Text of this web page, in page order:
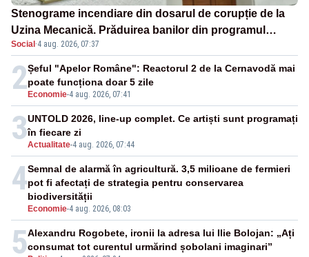
Stenograme incendiare din dosarul de corupție de la
Uzina Mecanică. Prăduirea banilor din programul
SAFE, interceptată de DNA
Social ·4 aug. 2026, 07:37
2 Economie-4 aug. 2026, 07:41
Șeful "Apelor Române": Reactorul 2 de la Cernavodă mai
poate funcționa doar 5 zile
3Actualitate-4 aug. 2026, 07:44
UNTOLD 2026, line-up complet. Ce artiști sunt programați
în fiecare zi
4
Economie-4 aug. 2026, 08:03
Semnal de alarmă în agricultură. 3,5 milioane de fermieri
pot fi afectați de strategia pentru conservarea
biodiversității
5Alexandru Rogobete, ironii la adresa lui Ilie Bolojan: „Ați
consumat tot curentul urmărind șobolani imaginari”